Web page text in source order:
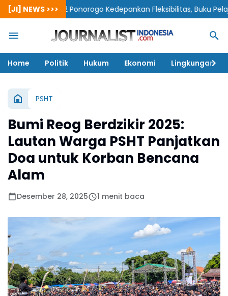
[JI] NEWS >>>
2 Ponorogo Kedepankan Fleksibilitas, Buku Pelajaran Tak
Home Politik Hukum Ekonomi Lingkungan
PSHT
Bumi Reog Berdzikir 2025:
Lautan Warga PSHT Panjatkan
Doa untuk Korban Bencana
Alam
Desember 28, 2025 1 menit baca